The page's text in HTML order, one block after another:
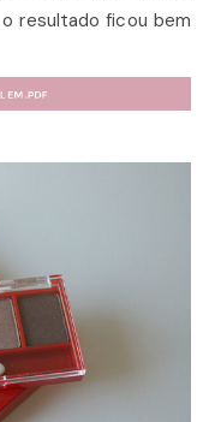
resultado ficou bem